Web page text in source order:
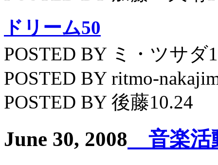
ドリーム50
POSTED BY ミ・ツサダ
POSTED BY ritmo-
POSTED BY 後藤10.24
June 30, 2008 音楽活